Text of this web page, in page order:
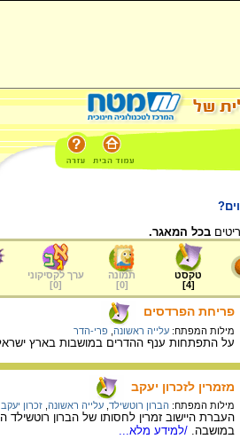
בכל המאגר.
טקסט
[
4
]
תמונה
[
0
]
ערך לקסיקוני
[
0
]
פריחת הפרדסים
מילות המפתח: עלייה ראשונה פרי-הדר
על התפתחות ענף ההדרים במושבות בארץ ישראל
מזמרין לזכרון יעקב
מילות המפתח: הברון רוטשילד עלייה ראשונה זכרון
במושבה. /למידע מלא...